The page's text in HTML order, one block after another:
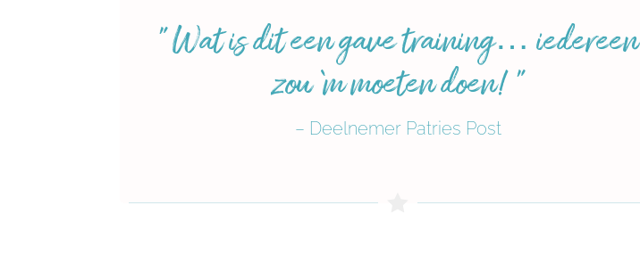
” Wat is dit een gave training… iedereen
zou ‘m moeten doen! ”
– Deelnemer Patries Post